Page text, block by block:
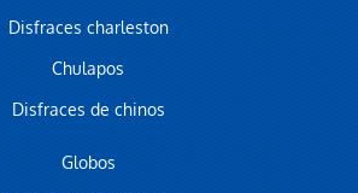
Disfraces charleston
Chulapos
Disfraces de chinos
Globos